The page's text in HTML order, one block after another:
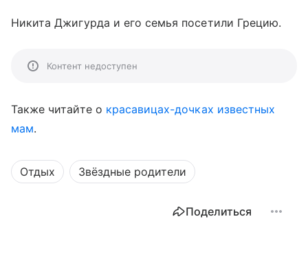
Никита Джигурда и его семья посетили Грецию.
Контент недоступен
Также читайте о красавицах-дочках известных
мам.
Отдых Звёздные родители
Поделиться